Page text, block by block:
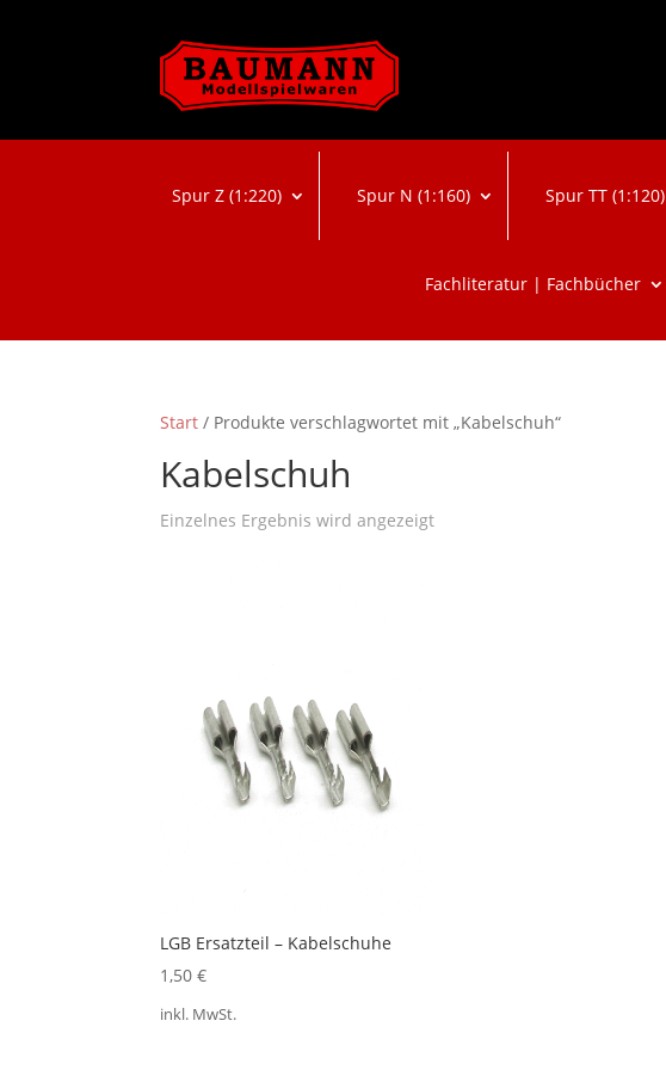
Spur Z (1:220) Spur N (1:160) Spur TT (1:120)
Fachliteratur | Fachbücher
Start / Produkte verschlagwortet mit „Kabelschuh“
Kabelschuh
Einzelnes Ergebnis wird angezeigt
LGB Ersatzteil – Kabelschuhe
1,50€
inkl. MwSt.